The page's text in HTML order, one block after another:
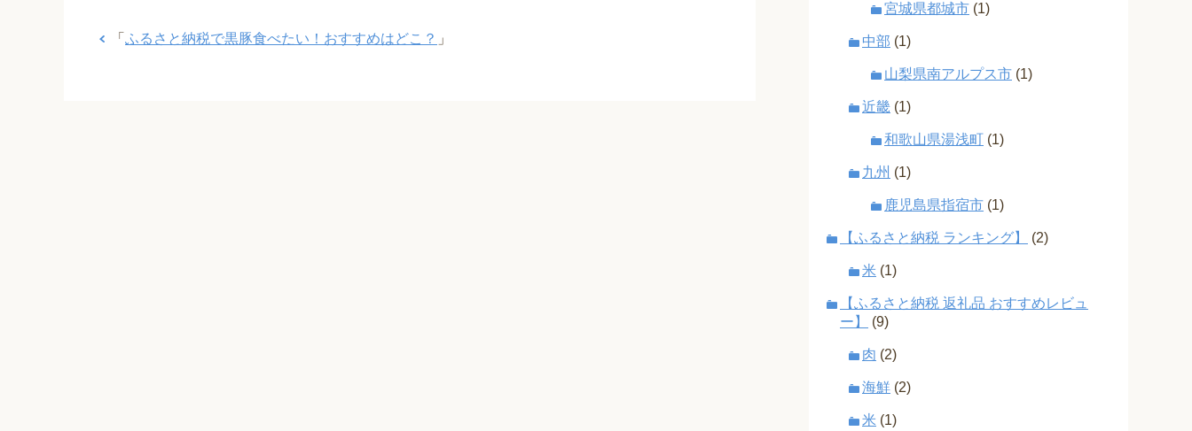
「 ふるさと納税で黒豚食べたい！おすすめはどこ？ 」
宮城県都城市 (1)
中部 (1)
山梨県南アルプス市 (1)
近畿 (1)
和歌山県湯浅町 (1)
九州 (1)
鹿児島県指宿市 (1)
【ふるさと納税 ランキング】 (2)
米 (1)
【ふるさと納税 返礼品 おすすめレビュ
ー】
(9)
肉 (2)
海鮮 (2)
米 (1)